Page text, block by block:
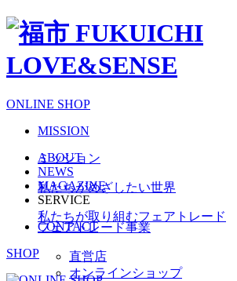
ONLINE SHOP
MISSION
ミッション
私たちがめざしたい世界
私たちが取り組むフェアトレード
ABOUT
NEWS
MAGAZINE
SERVICE
フェアトレード事業
直営店
オンラインショップ
CONTACT
SHOP